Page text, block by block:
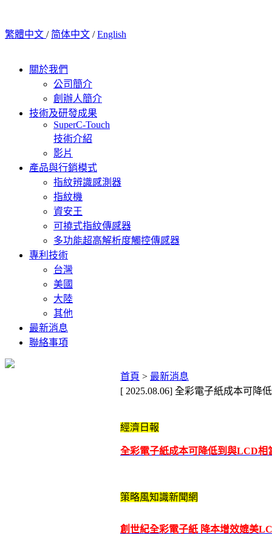
繁體中文 / 简体中文 /English
關於我們
公司簡介
創辦人簡介
技術及研發成果
SuperC-Touch
技術介紹
影片
產品與行銷模式
指紋辨識感測器
指紋機
資安王
可撓式指紋傳感器
多功能超高解析度觸控傳感器
專利技術
台灣
美國
大陸
其他
最新消息
聯絡事項
首頁 > 最新消息
[ 2025.08.06] 全彩電子紙成本可降
經濟日報
全彩電子紙成本可降低到與LCD相
策略風知識新聞網
創世紀全彩電子紙 降本增效媲美